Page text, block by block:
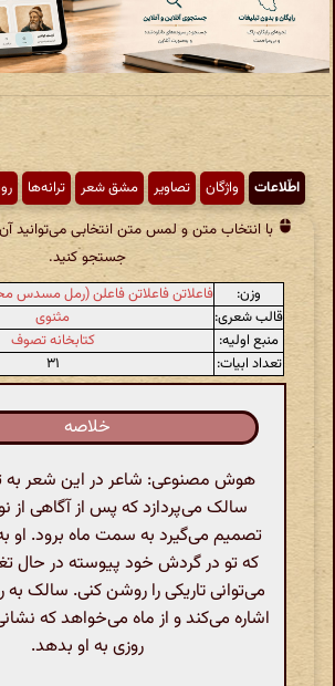
اطّلاعات واژگان تصاویر مشق شعر ترانه‌ها
با انتخاب متن و لمس متن انتخابی می‌توانید
جستجو کنید.
وزن:
فاعلاتن فاعلاتن فاعلن (رمل مسدس
قالب شعری:
مثنوی
منبع اولیه:
کتابخانه تصوف
تعداد ابیات:
۳۱
خلاصه
هوش مصنوعی: شاعر در این شعر
سالک می‌پردازد که پس از آگاهی از
تصمیم می‌گیرد به سمت ماه برود. او
که تو در گردش خود پیوسته در حال
می‌توانی تاریکی را روشن کنی. سالک به
اشاره می‌کند و از ماه می‌خواهد که
روزی به او بدهد.